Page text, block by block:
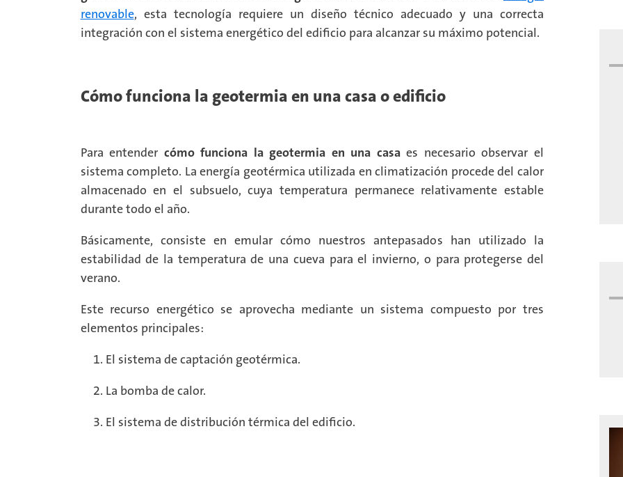
renovable, esta tecnología requiere un diseño técnico adecuado y una correcta
integración con el sistema energético del edificio para alcanzar su máximo potencial.
Cómo funciona la geotermia en una casa o edificio
Para entender cómo funciona la geotermia en una casaes necesario observar el
sistema completo. La energía geotérmica utilizada en climatización procede del calor
almacenado en el subsuelo, cuya temperatura permanece relativamente estable
durante todo el año.
Básicamente, consiste en emular cómo nuestros antepasados han utilizado la
estabilidad de la temperatura de una cueva para el invierno, o para protegerse del
verano.
Este recurso energético se aprovecha mediante un sistema compuesto por tres
elementos principales:
El sistema de captación geotérmica.
La bomba de calor.
El sistema de distribución térmica del edificio.